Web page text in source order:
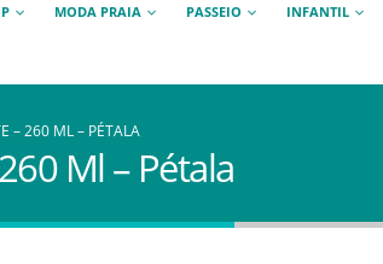
MODA PRAIA PASSEIO INFANTIL
– 260 ML – PÉTALA
Ml – Pétala